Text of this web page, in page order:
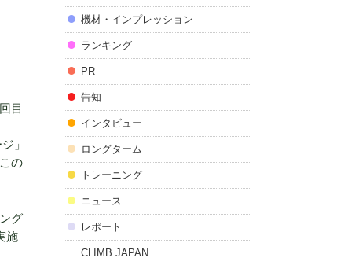
目
」
の
グ
施
機材・インプレッション
ランキング
PR
告知
インタビュー
ロングターム
トレーニング
ニュース
レポート
CLIMB JAPAN